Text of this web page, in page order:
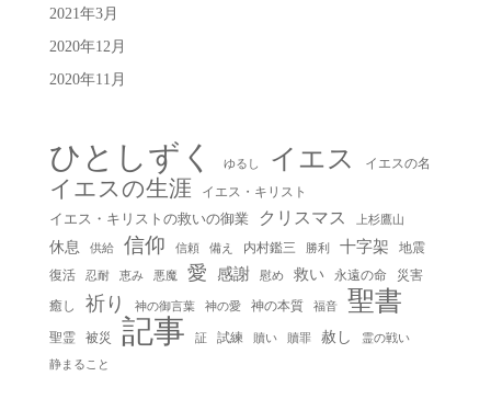
2021年3月
2020年12月
2020年11月
ひとしずく ゆるし イエス イエスの名
イエスの生涯
イエス・キリスト
イエス・キリストの救いの御業
クリスマス 上杉鷹山
休息 供給 信仰 信頼 備え 内村鑑三 勝利 十字架
地震
復活
忍耐 恵み 悪魔 愛 感謝 慰め 救い 永遠の命
災害
癒し
祈り 神の御言葉 神の愛 神の本質 福音 聖書
聖霊 被災 記事 証 試練 贖い 贖罪 赦し 霊の戦い
静まること